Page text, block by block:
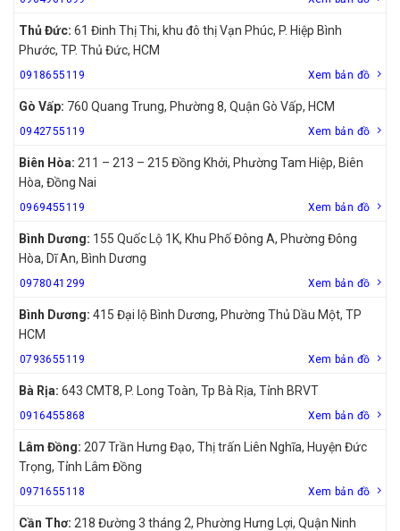
Thủ Đức: 61 Đinh Thị Thi, khu đô thị Vạn Phúc, P. Hiệp Bình
Phước, TP. Thủ Đức, HCM
0918655119 Xem bản đồ
Gò Vấp: 760 Quang Trung, Phường 8, Quận Gò Vấp, HCM
0942755119 Xem bản đồ
Biên Hòa: 211 – 213 – 215 Đồng Khởi, Phường Tam Hiệp, Biên
Hòa, Đồng Nai
0969455119 Xem bản đồ
Bình Dương: 155 Quốc Lộ 1K, Khu Phố Đông A, Phường Đông
Hòa, Dĩ An, Bình Dương
0978041299 Xem bản đồ
Bình Dương: 415 Đại lộ Bình Dương, Phường Thủ Dầu Một, TP
HCM
0793655119 Xem bản đồ
Bà Rịa: 643 CMT8, P. Long Toàn, Tp Bà Rịa, Tỉnh BRVT
0916455868 Xem bản đồ
Lâm Đồng: 207 Trần Hưng Đạo, Thị trấn Liên Nghĩa, Huyện Đức
Trọng, Tỉnh Lâm Đồng
0971655118 Xem bản đồ
Cần Thơ: 218 Đường 3 tháng 2, Phường Hưng Lợi, Quận Ninh